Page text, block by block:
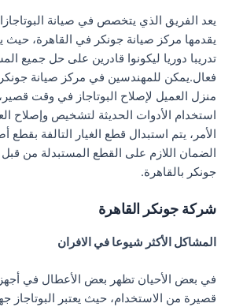
يعد الفريق الذي يتخصص في صيانة
يقدمها مركز صيانة جونكر في القاهرة، حيث
تدريبا دوريا ليكونوا قادرين على حل جميع
فعال.يمكن للمهندسين في مركز صيانة جونكر
منزل العميل لإصلاح البوتاجاز في وقت
استخدام الأدوات الحديثة لتشخيص وإصلاح
الأمر، يتم استبدال قطع الغيار التالفة بقطع
الضمان اللازم على القطع المستبدلة من
جونكر بالقاهرة.
شركة جونكر القاهرة
المشاكل الأكثر شيوعا في الافران
في بعض الأحيان تظهر بعض الأعطال في أجهزة
قصيرة من الاستخدام، حيث يعتبر البوتاجاز